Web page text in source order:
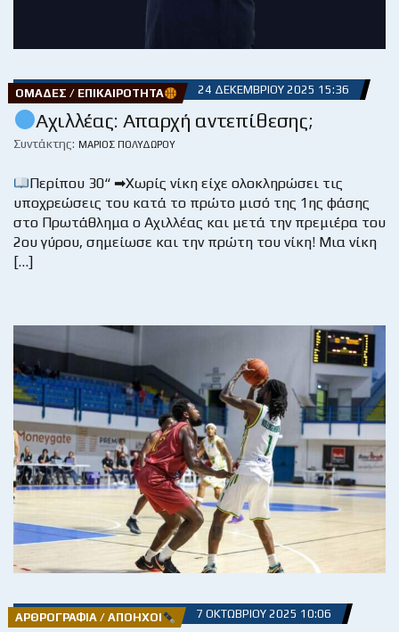
ΟΜΆΔΕΣ / ΕΠΙΚΑΙΡΌΤΗΤΑ 24 ΔΕΚΕΜΒΡΊΟΥ 2025 15:36
Αχιλλέας: Απαρχή αντεπίθεσης;
Συντάκτης: ΜΆΡΙΟΣ ΠΟΛΥΔΏΡΟΥ
Περίπου 30“ ➡Χωρίς νίκη είχε ολοκληρώσει τις
υποχρεώσεις του κατά το πρώτο μισό της 1ης φάσης
στο Πρωτάθλημα ο Αχιλλέας και μετά την πρεμιέρα του
2ου γύρου, σημείωσε και την πρώτη του νίκη! Μια νίκη
[…]
ΑΡΘΡΟΓΡΑΦΊΑ / ΑΠΌΗΧΟΙ 7 ΟΚΤΩΒΡΊΟΥ 2025 10:06